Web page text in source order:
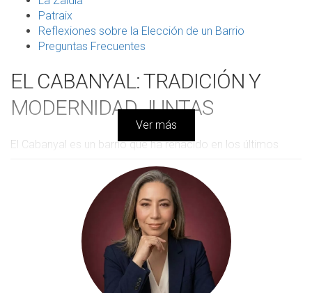
Patraix
Reflexiones sobre la Elección de un Barrio
Preguntas Frecuentes
EL CABANYAL: TRADICIÓN Y
MODERNIDAD JUNTAS
El Cabanyal es un barrio que ha renacido en los últimos
años, fusionando la tradición pesquera con un ambiente
moderno y cosmopolita. Su proximidad a la playa y su rica
historia lo convierten en un lugar excepcional para familias.
Aquí, los niños pueden disfrutar de un sinfín de actividades
al aire libre, desde jornadas en la playa hasta festivales
culturales que celebran la herencia marina del barrio.
Además, el Cabanyal ofrece una variedad de escuelas,
Ver más